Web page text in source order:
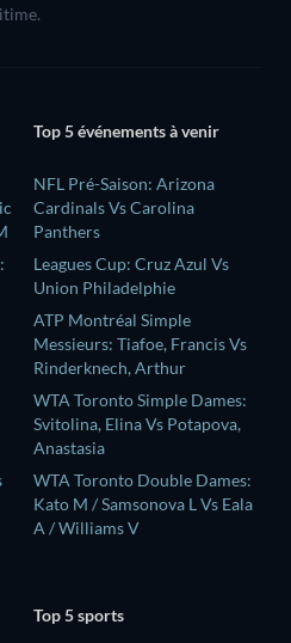
Top 5 événements à venir
NFL Pré-Saison: Arizona
Cardinals Vs Carolina
Panthers
Leagues Cup: Cruz Azul Vs
Union Philadelphie
ATP Montréal Simple
Messieurs: Tiafoe, Francis Vs
Rinderknech, Arthur
WTA Toronto Simple Dames:
Svitolina, Elina Vs Potapova,
Anastasia
WTA Toronto Double Dames:
Kato M / Samsonova L Vs Eala
A / Williams V
Top 5 sports